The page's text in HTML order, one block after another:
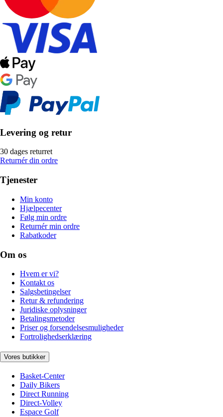
Levering og retur
30 dages returret
Returnér din ordre
Tjenester
Min konto
Hjælpecenter
Følg min ordre
Returnér min ordre
Rabatkoder
Om os
Hvem er vi?
Kontakt os
Salgsbetingelser
Retur & refundering
Juridiske oplysninger
Betalingsmetoder
Priser og forsendelsesmuligheder
Fortrolighedserklæring
Vores butikker
Basket-Center
Daily Bikers
Direct Running
Direct-Volley
Espace Golf